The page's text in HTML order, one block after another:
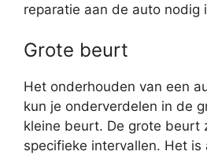
reparatie aan de auto nodig
Grote beurt
Het onderhouden van een
kun je onderverdelen in de
kleine beurt. De grote beurt
specifieke intervallen. Het is